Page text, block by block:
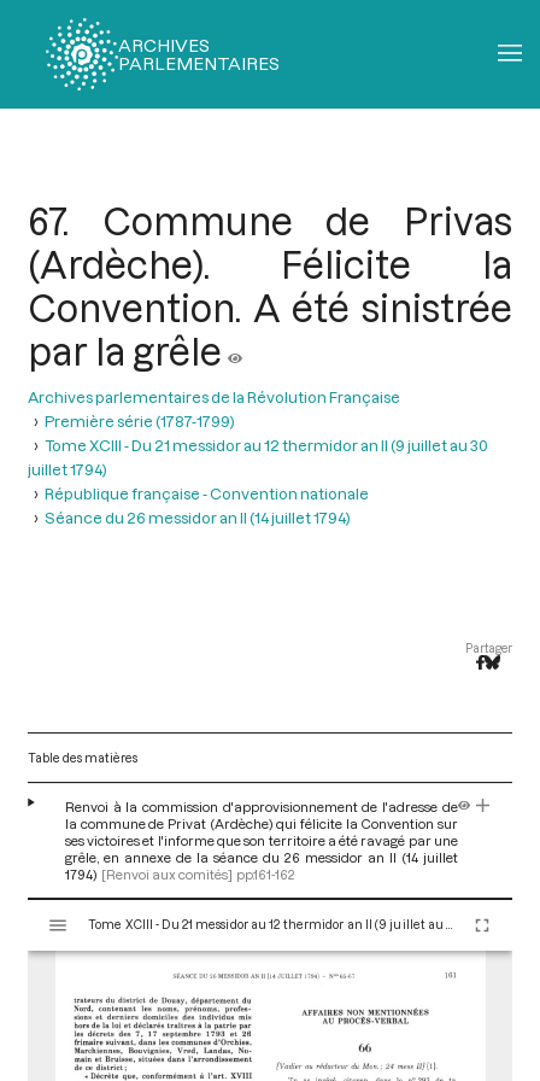
ARCHIVES
PARLEMENTAIRES
67. Commune de Privas
(Ardèche). Félicite la
Convention. A été sinistrée
par la grêle
Archives parlementaires de la Révolution Française
Première série (1787-1799)
Tome XCIII - Du 21 messidor au 12 thermidor an II (9 juillet au 30
juillet 1794)
République française - Convention nationale
Séance du 26 messidor an II (14 juillet 1794)
Partager
Table des matières
Renvoi à la commission d'approvisionnement de l'adresse de
la commune de Privat (Ardèche) qui félicite la Convention sur
ses victoires et l'informe que son territoire a été ravagé par une
grêle, en annexe de la séance du 26 messidor an II (14 juillet
1794) [Renvoi aux comités] pp.161-162
s